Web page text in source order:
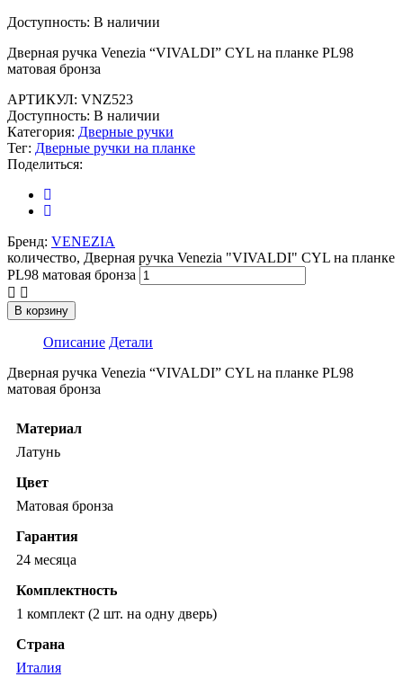
Доступность: В наличии
Дверная ручка Venezia “VIVALDI” CYL на планке PL98
матовая бронза
АРТИКУЛ: VNZ523
Доступность: В наличии
Категория: Дверные ручки
Тег: Дверные ручки на планке
Поделиться:
Бренд: VENEZIA
количество, Дверная ручка Venezia "VIVALDI" CYL на планке
PL98 матовая бронза
В корзину
Описание Детали
Дверная ручка Venezia “VIVALDI” CYL на планке PL98
матовая бронза
Материал
Латунь
Цвет
Матовая бронза
Гарантия
24 месяца
Комплектность
1 комплект (2 шт. на одну дверь)
Страна
Италия